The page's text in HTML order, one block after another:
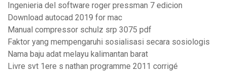
Ingenieria del software roger pressman 7 edicion
Download autocad 2019 for mac
Manual compressor schulz srp 3075 pdf
Faktor yang mempengaruhi sosialisasi secara sosiologis
Nama baju adat melayu kalimantan barat
Livre svt 1ere s nathan programme 2011 corrigé